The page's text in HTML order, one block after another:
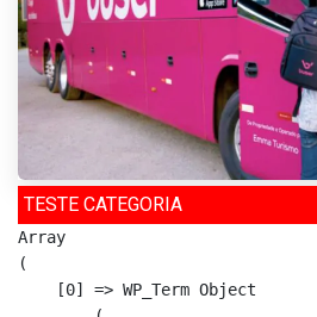
TESTE CATEGORIA
Array
(
    [0] => WP_Term Object